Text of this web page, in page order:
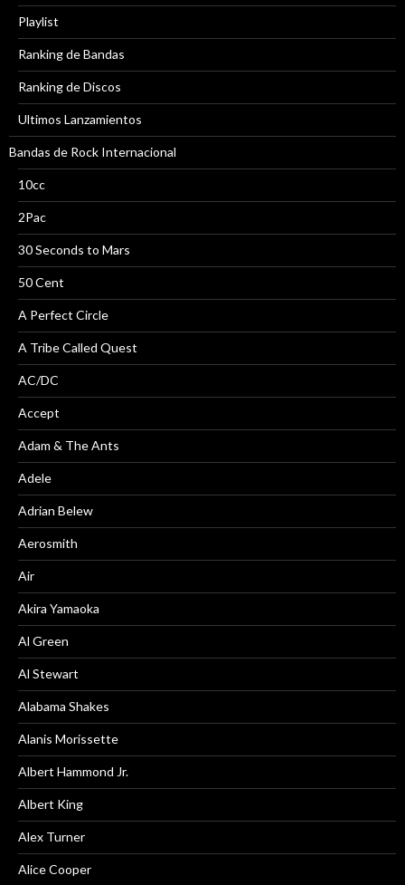
Playlist
Ranking de Bandas
Ranking de Discos
Ultimos Lanzamientos
Bandas de Rock Internacional
10cc
2Pac
30 Seconds to Mars
50 Cent
A Perfect Circle
A Tribe Called Quest
AC/DC
Accept
Adam & The Ants
Adele
Adrian Belew
Aerosmith
Air
Akira Yamaoka
Al Green
Al Stewart
Alabama Shakes
Alanis Morissette
Albert Hammond Jr.
Albert King
Alex Turner
Alice Cooper